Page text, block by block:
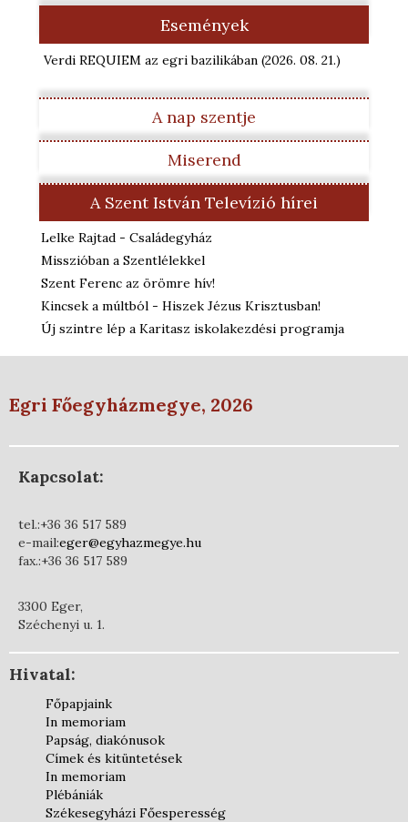
Események
Verdi REQUIEM az egri bazilikában (2026. 08. 21.)
A nap szentje
Miserend
A Szent István Televízió hírei
Lelke Rajtad - Családegyház
Misszióban a Szentlélekkel
Szent Ferenc az örömre hív!
Kincsek a múltból - Hiszek Jézus Krisztusban!
Új szintre lép a Karitasz iskolakezdési programja
Egri Főegyházmegye, 2026
Kapcsolat:
tel.:+36 36 517 589
e-mail:eger@egyhazmegye.hu
fax.:+36 36 517 589
3300 Eger,
Széchenyi u. 1.
Hivatal:
Főpapjaink
In memoriam
Papság, diakónusok
Címek és kitüntetések
In memoriam
Plébániák
Székesegyházi Főesperesség